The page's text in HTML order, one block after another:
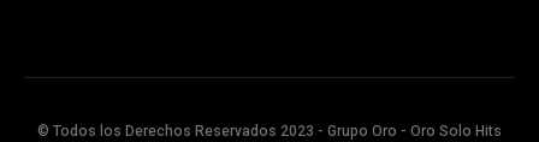
© Todos los Derechos Reservados 2023 - Grupo Oro - Oro Solo Hits